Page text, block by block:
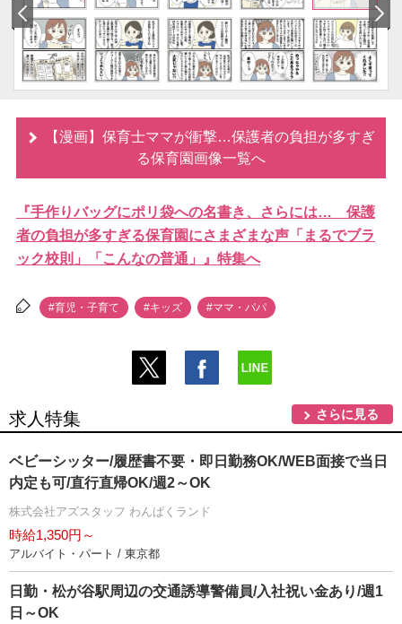
【漫画】保育士ママが衝撃…保護者の負担が多すぎ
る保育園画像一覧へ
『手作りバッグにポリ袋への名書き、さらには… 保護
者の負担が多すぎる保育園にさまざまな声「まるでブラ
ック校則」「こんなの普通」』特集へ
#育児・子育て #キッズ #ママ・パパ
求人特集 さらに見る
ベビーシッター/履歴書不要・即日勤務OK/WEB面接で当日
内定も可/直行直帰OK/週2～OK
株式会社アズスタッフ わんぱくランド
時給1,350円～
アルバイト・パート / 東京都
日勤・松が谷駅周辺の交通誘導警備員/入社祝い金あり/週1
日～OK